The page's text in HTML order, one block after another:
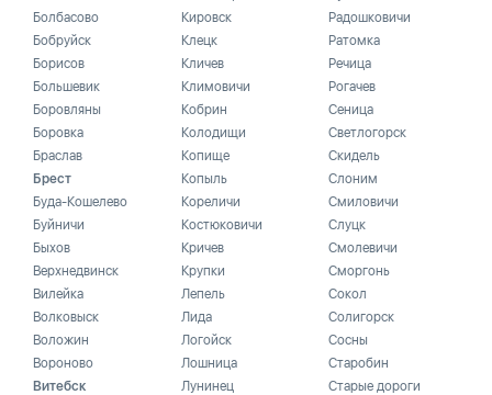
Болбасово
Бобруйск
Борисов
Большевик
Боровляны
Боровка
Браслав
Брест
Буда-Кошелево
Буйничи
Быхов
Верхнедвинск
Вилейка
Волковыск
Воложин
Вороново
Витебск
Кировск
Клецк
Кличев
Климовичи
Кобрин
Колодищи
Копище
Копыль
Кореличи
Костюковичи
Кричев
Крупки
Лепель
Лида
Логойск
Лошница
Лунинец
Радошковичи
Ратомка
Речица
Рогачев
Сеница
Светлогорск
Скидель
Слоним
Смиловичи
Слуцк
Смолевичи
Сморгонь
Сокол
Солигорск
Сосны
Старобин
Старые дороги